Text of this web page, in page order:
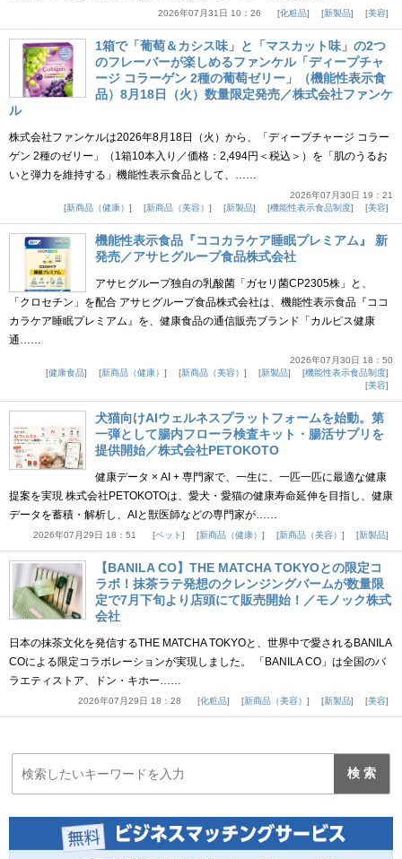
2026年07月31日 10：26 化粧品 新製品 美容
1箱で「葡萄＆カシス味」と「マスカット味」の2つ
のフレーバーが楽しめるファンケル「ディープチャ
ージ コラーゲン 2種の葡萄ゼリー」（機能性表示食
品）8月18日（火）数量限定発売／株式会社ファンケ
ル
株式会社ファンケルは2026年8月18日（火）から、「ディープチャージ コラー
ゲン 2種のゼリー」（1箱10本入り／価格：2,494円＜税込＞）を「肌のうるお
いと弾力を維持する」機能性表示食品として、……
2026年07月30日 19：21
新商品（健康）
新商品（美容） 新製品 機能性表示食品制度 美容
機能性表示食品『ココカラケア睡眠プレミアム』 新
発売／アサヒグループ食品株式会社
アサヒグループ独自の乳酸菌「ガセリ菌CP2305株」と、
「クロセチン」を配合 アサヒグループ食品株式会社は、機能性表示食品『ココ
カラケア睡眠プレミアム』を、健康食品の通信販売ブランド「カルピス健康
通……
2026年07月30日 18：50
健康食品
新商品（健康） 新商品（美容） 新製品
機能性表示食品制度
美容
犬猫向けAIウェルネスプラットフォームを始動。第
一弾として腸内フローラ検査キット・腸活サプリを
提供開始／株式会社PETOKOTO
健康データ × AI + 専門家で、一生に、一匹一匹に最適な健康
提案を実現 株式会社PETOKOTOは、愛犬・愛猫の健康寿命延伸を目指し、健康
データを蓄積・解析し、AIと獣医師などの専門家が……
2026年07月29日 18：51 ペット 新商品（健康） 新商品（美容） 新製品
【BANILA CO】THE MATCHA TOKYOとの限定コ
ラボ！抹茶ラテ発想のクレンジングバームが数量限
定で7月下旬より店頭にて販売開始！／モノック株式
会社
日本の抹茶文化を発信するTHE MATCHA TOKYOと、世界中で愛されるBANILA
COによる限定コラボレーションが実現しました。 「BANILA CO」は全国のバ
ラエティストア、ドン・キホー……
2026年07月29日 18：28 化粧品 新商品（美容） 新製品 美容